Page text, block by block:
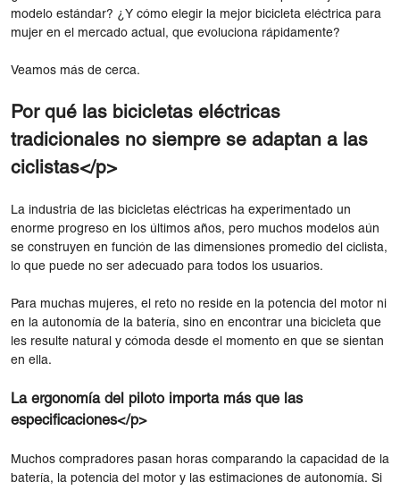
modelo estándar? ¿Y cómo elegir la mejor bicicleta eléctrica para
mujer en el mercado actual, que evoluciona rápidamente?
Veamos más de cerca.
Por qué las bicicletas eléctricas
tradicionales no siempre se adaptan a las
ciclistas</p>
La industria de las bicicletas eléctricas ha experimentado un
enorme progreso en los últimos años, pero muchos modelos aún
se construyen en función de las dimensiones promedio del ciclista,
lo que puede no ser adecuado para todos los usuarios.
Para muchas mujeres, el reto no reside en la potencia del motor ni
en la autonomía de la batería, sino en encontrar una bicicleta que
les resulte natural y cómoda desde el momento en que se sientan
en ella.
La ergonomía del piloto importa más que las
especificaciones</p>
Muchos compradores pasan horas comparando la capacidad de la
batería, la potencia del motor y las estimaciones de autonomía. Si